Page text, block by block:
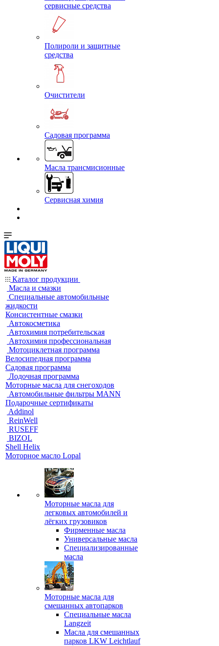
сервисные средства
Полироли и защитные
средства
Очистители
Садовая программа
Масла трансмисионные
Сервисная химия
Каталог продукции
Масла и смазки
Специальные автомобильные
жидкости
Консистентные смазки
Автокосметика
Автохимия потребительская
Автохимия профессиональная
Мотоциклетная программа
Велосипедная программа
Садовая программа
Лодочная программа
Моторные масла для снегоходов
Автомобильные фильтры MANN
Подарочные сертификаты
Addinol
ReinWell
RUSEFF
BIZOL
Shell Helix
Моторное масло Lopal
Моторные масла для
легковых автомобилей и
лёгких грузовиков
Фирменные масла
Универсальные масла
Специализированные
масла
Моторные масла для
смешанных автопарков
Специальные масла
Langzeit
Масла для смешанных
парков LKW Leichtlauf